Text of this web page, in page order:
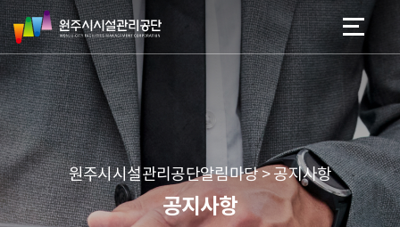
스
킵
네
비
게
이
션
본문 바로가기
메뉴 바로가기
원
주
시
시
설
관
리
공
단 원주시시설관리공단알림마당 > 공지사항
공지사항